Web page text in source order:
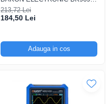
200...480°C control analogic, cu
buton
213,72 Lei
184,50 Lei
Adauga in cos